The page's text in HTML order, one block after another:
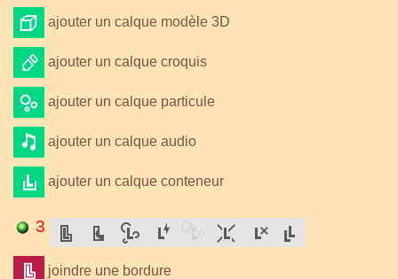
ajouter un calque modèle 3D
ajouter un calque croquis
ajouter un calque particule
ajouter un calque audio
ajouter un calque conteneur
3
joindre une bordure